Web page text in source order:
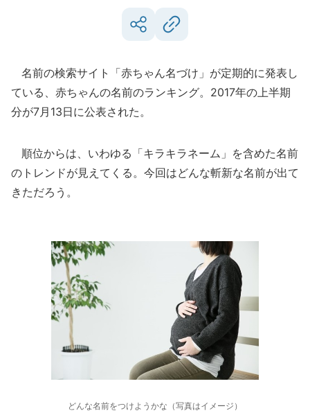
名前の検索サイト「赤ちゃん名づけ」が定期的に発表し
ている、赤ちゃんの名前のランキング。2017年の上半期
分が7月13日に公表された。
順位からは、いわゆる「キラキラネーム」を含めた名前
のトレンドが見えてくる。今回はどんな斬新な名前が出て
きただろう。
どんな名前をつけようかな（写真はイメージ）